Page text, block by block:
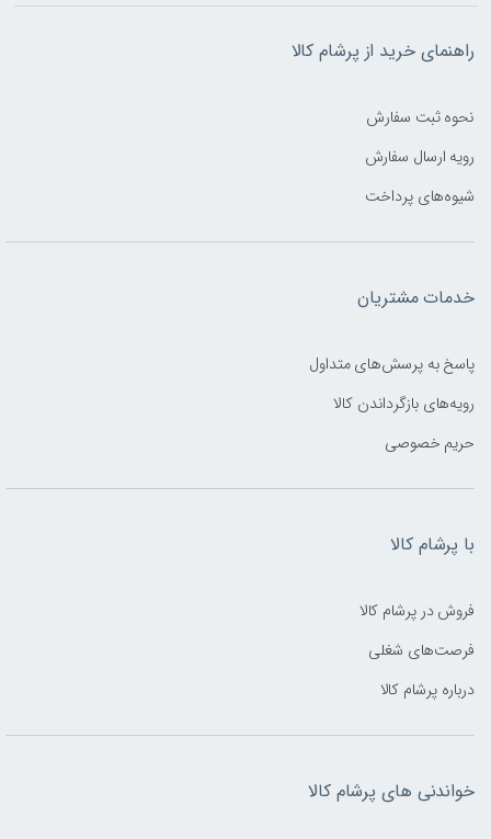
راهنمای خرید از پرشام کالا
نحوه ثبت سفارش
رویه ارسال سفارش
شیوه‌های پرداخت
خدمات مشتریان
پاسخ به پرسش‌های متداول
رویه‌های بازگرداندن کالا
حریم خصوصی
با پرشام کالا
فروش در پرشام کالا
فرصت‌های شغلی
درباره پرشام کالا
خواندنی های پرشام کالا